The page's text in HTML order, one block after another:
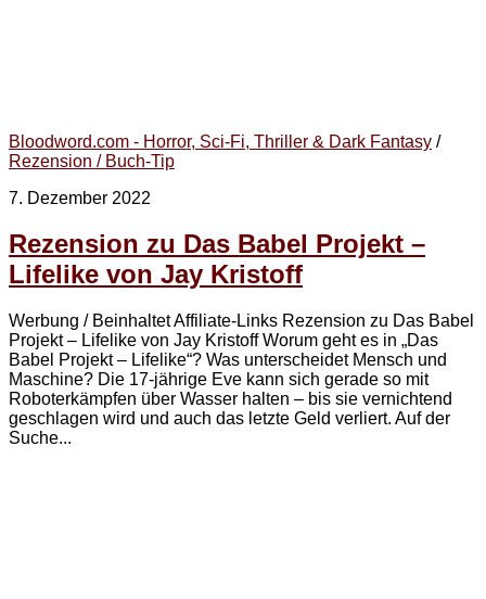
Bloodword.com - Horror, Sci-Fi, Thriller & Dark Fantasy /
Rezension / Buch-Tip
7. Dezember 2022
Rezension zu Das Babel Projekt –
Lifelike von Jay Kristoff
Werbung / Beinhaltet Affiliate-Links Rezension zu Das Babel
Projekt – Lifelike von Jay Kristoff Worum geht es in „Das
Babel Projekt – Lifelike“? Was unterscheidet Mensch und
Maschine? Die 17-jährige Eve kann sich gerade so mit
Roboterkämpfen über Wasser halten – bis sie vernichtend
geschlagen wird und auch das letzte Geld verliert. Auf der
Suche...